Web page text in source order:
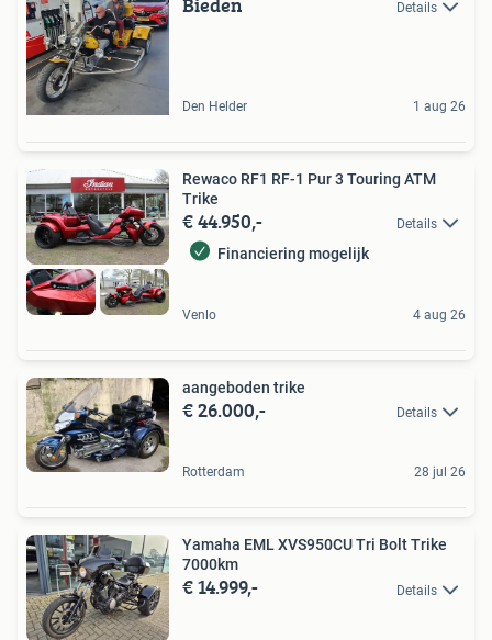
Details
Den Helder 1 aug 26
Rewaco RF1 RF-1 Pur 3 Touring ATM
Trike
€ 44.950,- Details
Financiering mogelijk
Venlo 4 aug 26
aangeboden trike
€ 26.000,- Details
Rotterdam 28 jul 26
Yamaha EML XVS950CU Tri Bolt Trike
7000km
€ 14.999,- Details